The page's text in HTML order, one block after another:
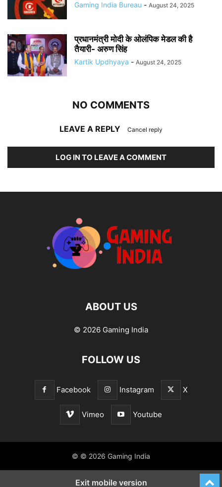
Gaming India Bureau - August 24, 2025
प्रधानमंत्री मोदी के ओलंपिक मेडल की है
तैयारी- अरुण सिंह
Kartik Updhyaya - August 24, 2025
NO COMMENTS
LEAVE A REPLY Cancel reply
LOG IN TO LEAVE A COMMENT
ABOUT US
© 2026 Gaming India
FOLLOW US
Facebook Instagram X
Vimeo Youtube
© © 2026 Gaming India
Exit mobile version